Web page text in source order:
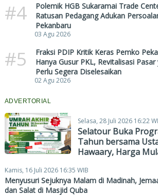
#4
Polemik HGB Sukaramai Trade
Ratusan Pedagang Adukan
Pekanbaru
03 Agu 2026
#5
Fraksi PDIP Kritik Keras Pemko
Hanya Gusur PKL, Revitalisasi
Perlu Segera Diselesaikan
02 Agu 2026
ADVERTORIAL
Selasa, 28 Juli 2026 16:22
Selatour Buka
Tahun bersama
Hawaary, Harga
Kamis, 16 Juli 2026 16:35 WIB
Menyusuri Sejuknya Malam di Madinah,
dan Salat di Masjid Quba